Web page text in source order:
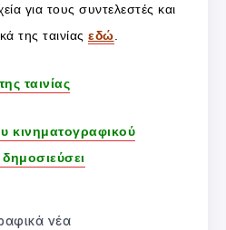
για τους συντελεστές και
της ταινίας εδώ
ταινίας
κινηματογραφικού
νέα